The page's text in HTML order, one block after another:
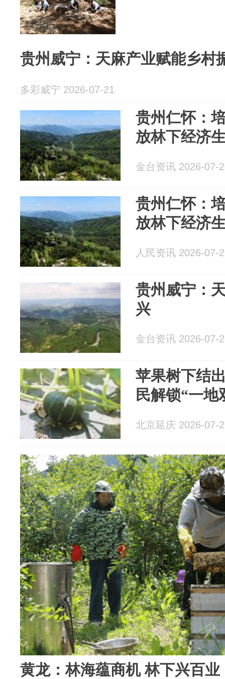
贵州威宁：天麻产业赋能乡村
多彩威宁 2026-07-21
贵州仁怀：
放林下经济
金台资讯 2026-07-
贵州仁怀：
放林下经济
人民资讯 2026-07-
贵州威宁：
兴
金台资讯 2026-07-
苹果树下结
民解锁“一地
北京延庆 2026-07-
黄龙：林海蕴商机 林下兴百业